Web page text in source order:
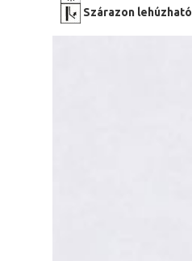
Szárazon lehúzható